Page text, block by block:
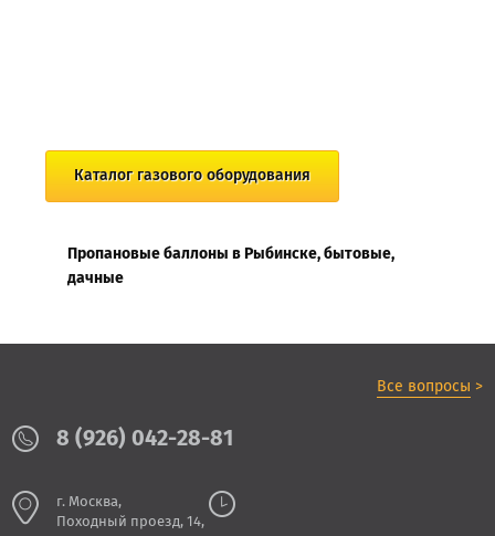
Каталог газового оборудования
Пропановые баллоны в Рыбинске, бытовые,
дачные
Все вопросы >
8 (926) 042-28-81
г. Москва,
Походный проезд, 14,